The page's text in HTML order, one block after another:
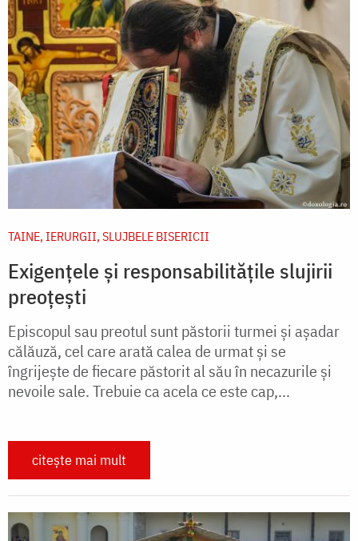
TAINE, IERURGII, SLUJBELE BISERICII
Exigențele și responsabilitățile slujirii
preoțești
Episcopul sau preotul sunt păstorii turmei și așadar
călăuză, cel care arată calea de urmat și se
îngrijește de fiecare păstorit al său în necazurile și
nevoile sale. Trebuie ca acela ce este cap,...
citește mai mult